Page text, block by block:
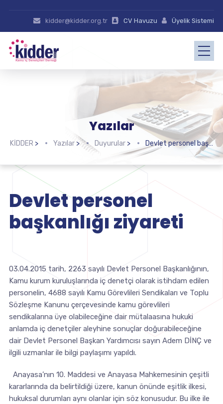
kidder@kidder.org.tr CV Havuzu Üyelik Sistemi
Yazılar
KİDDER > Yazılar> Duyurular> Devlet personel başkanlığı ziyareti
Devlet personel
başkanlığı ziyareti
03.04.2015 tarih, 2263 sayılı Devlet Personel Başkanlığının,
Kamu kurum kuruluşlarında iç denetçi olarak istihdam edilen
personelin, 4688 sayılı Kamu Görevlileri Sendikaları ve Toplu
Sözleşme Kanunu çerçevesinde kamu görevlileri
sendikalarına üye olabileceğine dair mütalaasına hukuki
anlamda iç denetçiler aleyhine sonuçlar doğurabileceğine
dair Devlet Personel Başkan Yardımcısı sayın Adem DİNÇ ve
ilgili uzmanlar ile bilgi paylaşımı yapıldı.
Anayasa’nın 10. Maddesi ve Anayasa Mahkemesinin çeşitli
kararlarında da belirtildiği üzere, kanun önünde eşitlik ilkesi,
hukuksal durumları aynı olanlar için söz konusudur. Bu ilke ile